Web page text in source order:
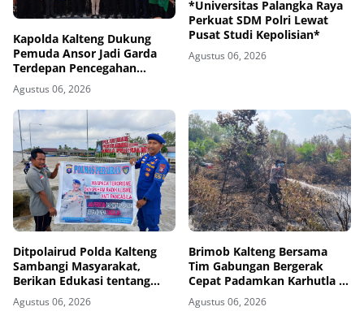
Kapolda Kalteng Dukung
Pemuda Ansor Jadi Garda
Terdepan Pencegahan
Karhutla
Agustus 06, 2026
*Universitas Palangka Raya
Perkuat SDM Polri Lewat
Pusat Studi Kepolisian*
Agustus 06, 2026
Ditpolairud Polda Kalteng
Sambangi Masyarakat,
Berikan Edukasi tentang
Bahaya Terorisme dan
Radikalisme
Agustus 06, 2026
Brimob Kalteng Bersama
Tim Gabungan Bergerak
Cepat Padamkan Karhutla di
Kotawaringin Timur
Agustus 06, 2026